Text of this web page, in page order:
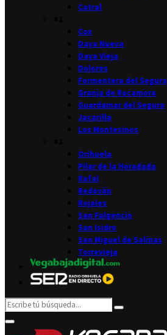
Catral
Cox
Daya Nueva
Daya Vieja
Dolores
Formentera del Segura
Granja de Rocamora
Guardamar del Segura
Jacarilla
Los Montesinos
Orihuela
Pilar de la Horadada
Rafal
Redován
Rojales
San Fulgencio
San Isidro
San Miguel de Salinas
Torrevieja
Search
for:
Search
Primary